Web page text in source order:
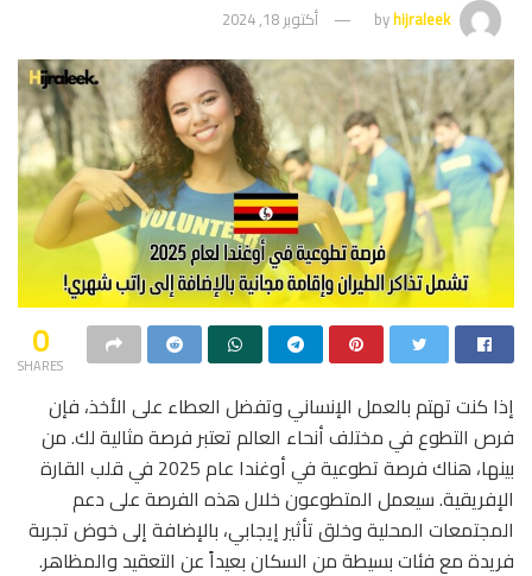
byhijraleek أكتوبر 18, 2024
0
SHARES
إذا كنت تهتم بالعمل الإنساني وتفضل العطاء على الأخذ، فإن
فرص التطوع في مختلف أنحاء العالم تعتبر فرصة مثالية لك. من
بينها، هناك فرصة تطوعية في أوغندا عام 2025 في قلب القارة
الإفريقية. سيعمل المتطوعون خلال هذه الفرصة على دعم
المجتمعات المحلية وخلق تأثير إيجابي، بالإضافة إلى خوض تجربة
فريدة مع فئات بسيطة من السكان بعيداً عن التعقيد والمظاهر.